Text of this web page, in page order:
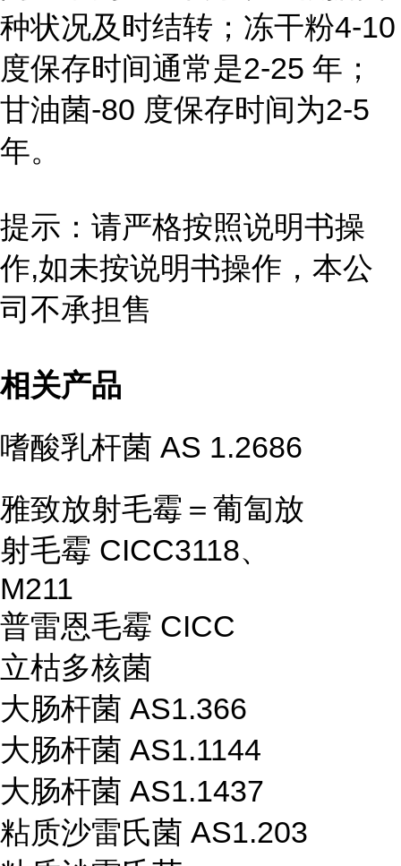
种状况及时结转；冻干粉4-10
度保存时间通常是2-25 年；
甘油菌-80 度保存时间为2-5
年。
提示：请严格按照说明书操
作,如未按说明书操作，本公
司不承担售
相关产品
嗜酸乳杆菌 AS 1.2686
雅致放射毛霉＝葡匐放
射毛霉 CICC3118、
M211
普雷恩毛霉 CICC
立枯多核菌
大肠杆菌 AS1.366
大肠杆菌 AS1.1144
大肠杆菌 AS1.1437
粘质沙雷氏菌 AS1.203